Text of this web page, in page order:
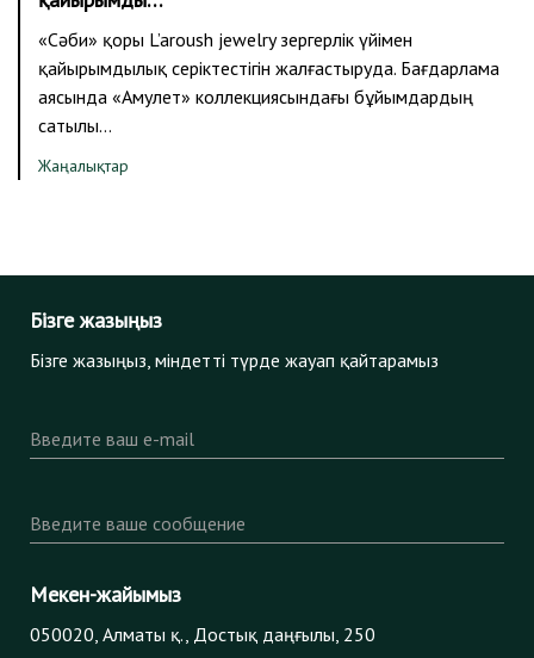
«Сәби» қоры L’aroush jewelry зергерлік үйімен
қайырымдылық серіктестігін жалғастыруда. Бағдарлама
аясында «Амулет» коллекциясындағы бұйымдардың
сатылы…
Жаңалықтар
Бізге жазыңыз
Бізге жазыңыз, міндетті түрде жауап қайтарамыз
Введите ваш e-mail
Введите ваше сообщение
Мекен-жайымыз
050020, Алматы қ., Достық даңғылы, 250